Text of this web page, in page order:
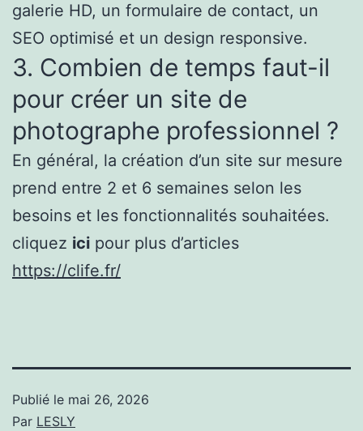
galerie HD, un formulaire de contact, un
SEO optimisé et un design responsive.
3. Combien de temps faut-il
pour créer un site de
photographe professionnel ?
En général, la création d’un site sur mesure
prend entre 2 et 6 semaines selon les
besoins et les fonctionnalités souhaitées.
cliquez ici pour plus d’articles
https://clife.fr/
Publié le mai 26, 2026
Par LESLY